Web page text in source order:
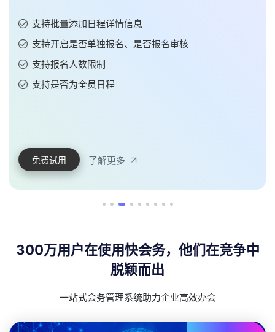
定，线上付款，支持预订数据导出
免费试用 了解更多
300万用户在使用快会务，他们在竞争中
脱颖而出
一站式会务管理系统助力企业高效办会